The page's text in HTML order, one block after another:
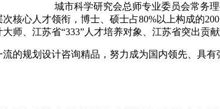
城市科学研究会总师专业委员会常务
核心人才领衔，博士、硕士占80%以上构成的
师、江苏省“333”人才培养对象、江苏省突出贡
的规划设计咨询精品，努力成为国内领先、具